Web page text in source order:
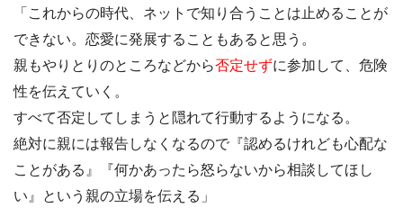
「これからの時代、ネットで知り合うことは止めることが
できない。恋愛に発展することもあると思う。
親もやりとりのところなどから否定せずに参加して、危険
性を伝えていく。
すべて否定してしまうと隠れて行動するようになる。
絶対に親には報告しなくなるので『認めるけれども心配な
ことがある』『何かあったら怒らないから相談してほし
い』という親の立場を伝える」